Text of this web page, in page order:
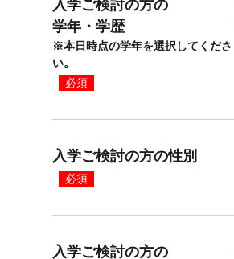
入学ご検討の方の
学年・学歴
※本日時点の学年を選択してくださ
い。
必須
入学ご検討の方の性別
必須
入学ご検討の方の